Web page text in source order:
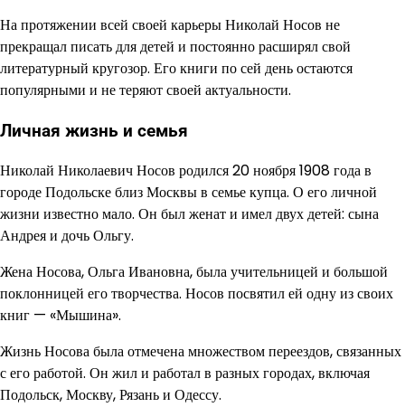
На протяжении всей своей карьеры Николай Носов не
прекращал писать для детей и постоянно расширял свой
литературный кругозор. Его книги по сей день остаются
популярными и не теряют своей актуальности.
Личная жизнь и семья
Николай Николаевич Носов родился 20 ноября 1908 года в
городе Подольске близ Москвы в семье купца. О его личной
жизни известно мало. Он был женат и имел двух детей: сына
Андрея и дочь Ольгу.
Жена Носова, Ольга Ивановна, была учительницей и большой
поклонницей его творчества. Носов посвятил ей одну из своих
книг — «Мышина».
Жизнь Носова была отмечена множеством переездов, связанных
с его работой. Он жил и работал в разных городах, включая
Подольск, Москву, Рязань и Одессу.